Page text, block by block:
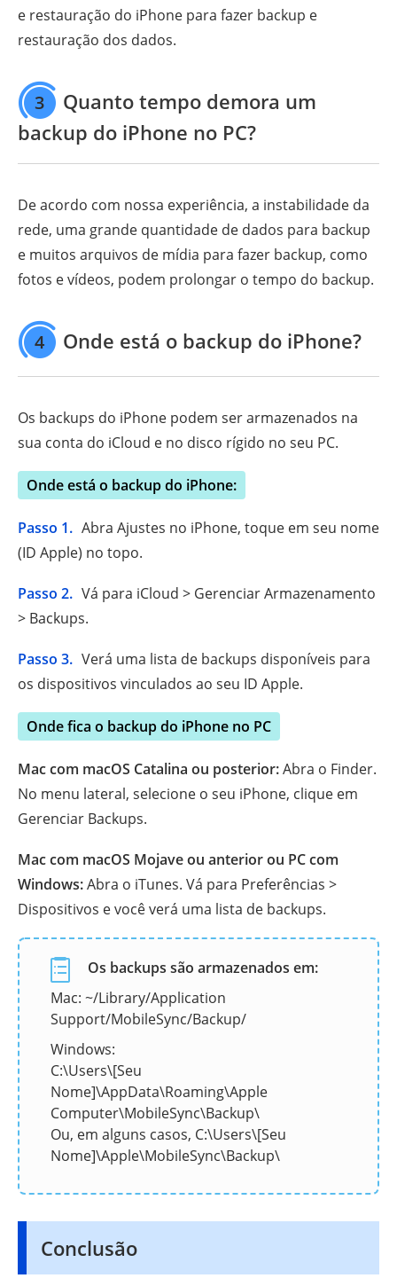
e restauração do iPhone para fazer backup e
restauração dos dados.
3
Quanto tempo demora um
backup do iPhone no PC?
De acordo com nossa experiência, a instabilidade da
rede, uma grande quantidade de dados para backup
e muitos arquivos de mídia para fazer backup, como
fotos e vídeos, podem prolongar o tempo do backup.
4 Onde está o backup do iPhone?
Os backups do iPhone podem ser armazenados na
sua conta do iCloud e no disco rígido no seu PC.
Onde está o backup do iPhone:
Passo 1. Abra Ajustes no iPhone, toque em seu nome
(ID Apple) no topo.
Passo 2. Vá para iCloud > Gerenciar Armazenamento
> Backups.
Passo 3. Verá uma lista de backups disponíveis para
os dispositivos vinculados ao seu ID Apple.
Onde fica o backup do iPhone no PC
Mac com macOS Catalina ou posterior:Abra o Finder.
No menu lateral, selecione o seu iPhone, clique em
Gerenciar Backups.
Mac com macOS Mojave ou anterior ou PC com
Windows:Abra o iTunes. Vá para Preferências >
Dispositivos e você verá uma lista de backups.
Os backups são armazenados em:
Mac: ~/Library/Application
Support/MobileSync/Backup/
Windows:
C:\Users\[Seu
Nome]\AppData\Roaming\Apple
Computer\MobileSync\Backup\
Ou, em alguns casos, C:\Users\[Seu
Nome]\Apple\MobileSync\Backup\
Conclusão